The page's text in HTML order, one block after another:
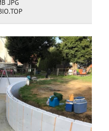
.JPG